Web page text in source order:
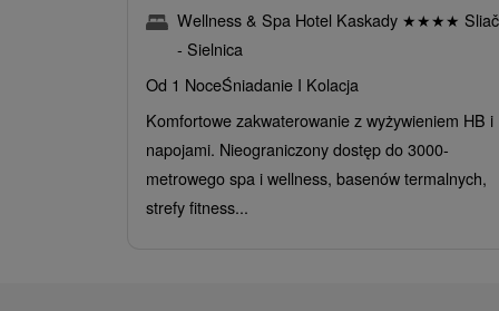
Wellness & Spa Hotel Kaskady ★★★★ Sliač
- Sielnica
Od 1 NoceŚniadanie I Kolacja
Komfortowe zakwaterowanie z wyżywieniem HB i
napojami. Nieograniczony dostęp do 3000-
metrowego spa i wellness, basenów termalnych,
strefy fitness...